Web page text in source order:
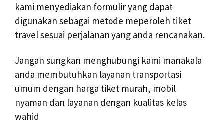
kami menyediakan formulir yang dapat
digunakan sebagai metode meperoleh tiket
travel sesuai perjalanan yang anda rencanakan.
Jangan sungkan menghubungi kami manakala
anda membutuhkan layanan transportasi
umum dengan harga tiket murah, mobil
nyaman dan layanan dengan kualitas kelas
wahid